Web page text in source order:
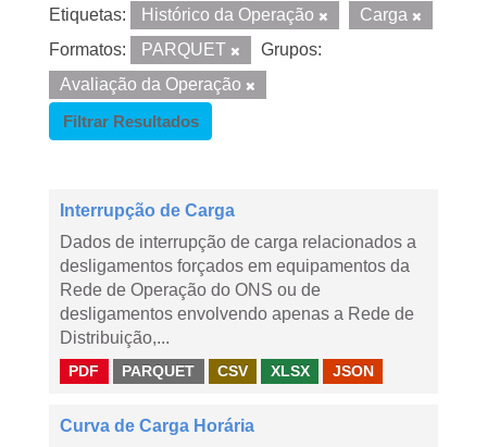
Etiquetas: Histórico da Operação
Carga
Formatos:
PARQUET
Grupos:
Avaliação da Operação
Filtrar Resultados
Interrupção de Carga
Dados de interrupção de carga relacionados a
desligamentos forçados em equipamentos da
Rede de Operação do ONS ou de
desligamentos envolvendo apenas a Rede de
Distribuição,...
PDF PARQUET CSV XLSX JSON
Curva de Carga Horária